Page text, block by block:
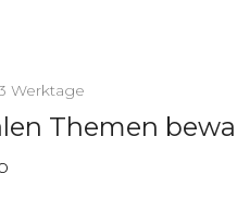
Werktage
Themen